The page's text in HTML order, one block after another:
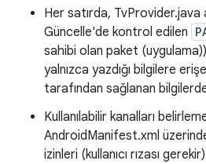
Her satırda, TvProvider.java
Güncelle'de kontrol edilen
sahibi olan paket
yalnızca yazdığı bilgilere
tarafından sağlanan
Kullanılabilir kanalları
AndroidManifest.xml
izinleri (kullanıcı rızası